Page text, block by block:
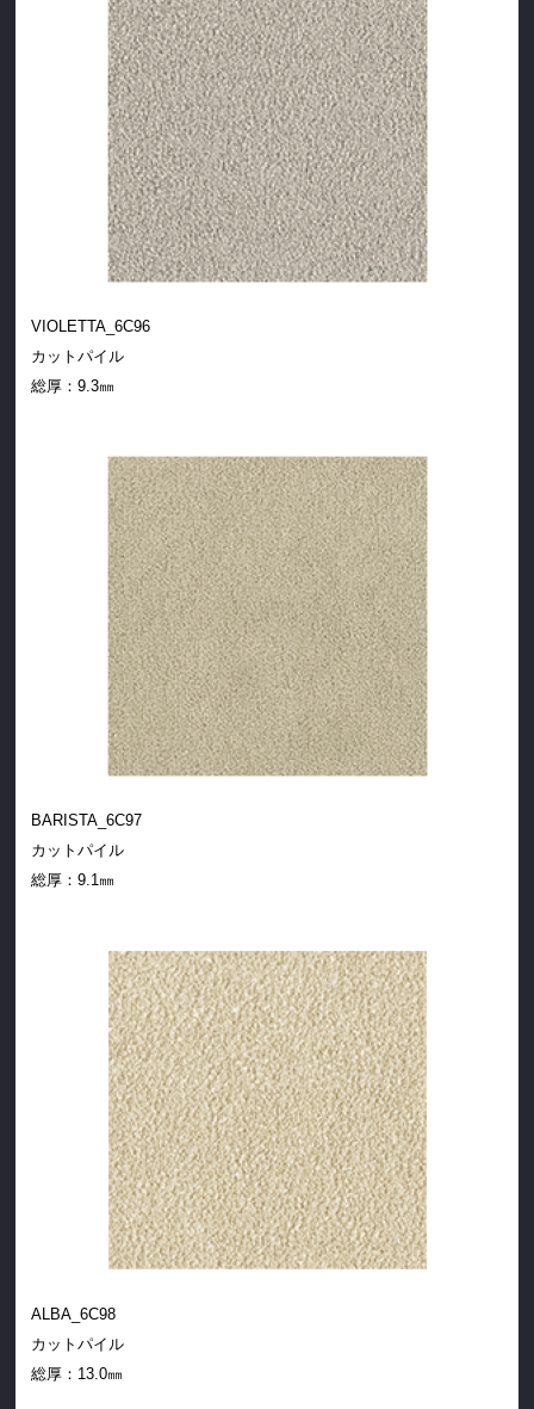
VIOLETTA_6C96
カットパイル
総厚：9.3㎜
BARISTA_6C97
カットパイル
総厚：9.1㎜
ALBA_6C98
カットパイル
総厚： 13.0㎜